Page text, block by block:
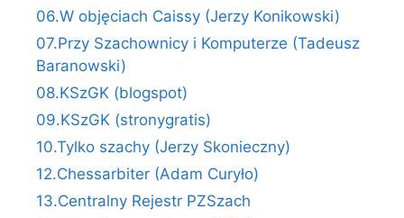
06.W objęciach Caissy (Jerzy Konikowski)
07.Przy Szachownicy i Komputerze (Tadeusz
Baranowski)
08.KSzGK (blogspot)
09.KSzGK (stronygratis)
10.Tylko szachy (Jerzy Skonieczny)
12.Chessarbiter (Adam Curyło)
13.Centralny Rejestr PZSzach